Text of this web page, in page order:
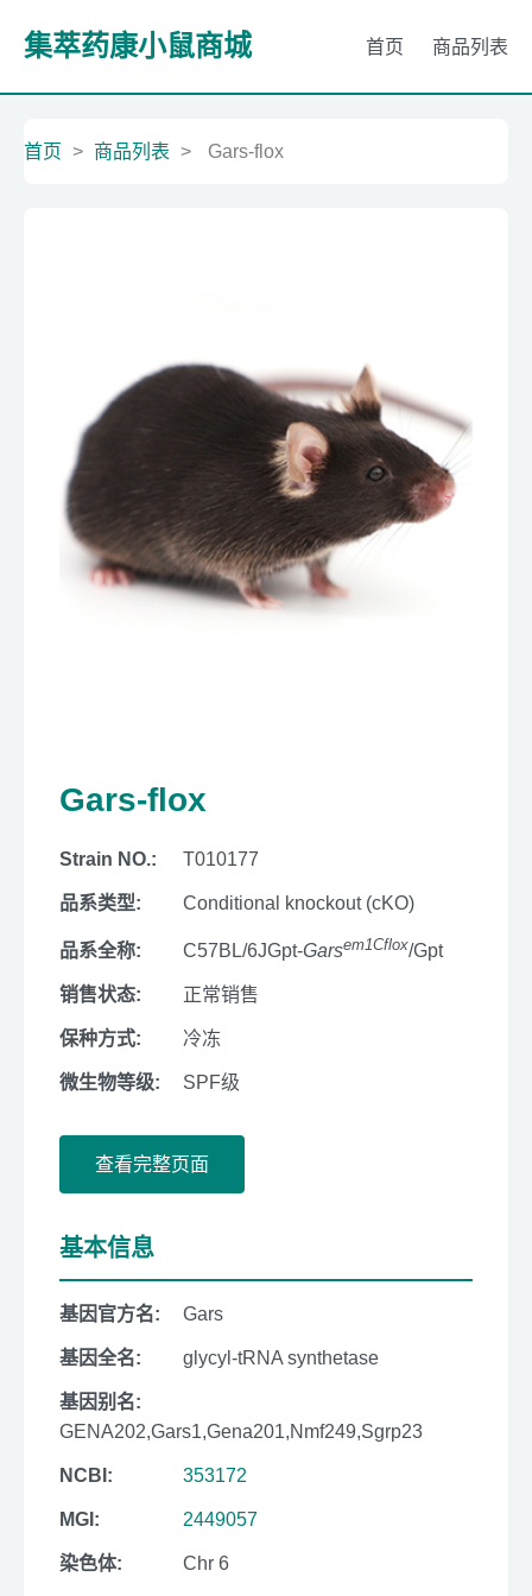
集萃药康小鼠商城 首页 商品列表
首页 > 商品列表 > Gars-flox
Gars-flox
Strain NO.: T010177
品系类型: Conditional knockout (cKO)
品系全称: C57BL/6JGpt-Garsem1Cflox/Gpt
销售状态: 正常销售
保种方式: 冷冻
微生物等级: SPF级
查看完整页面
基本信息
基因官方名: Gars
基因全名: glycyl-tRNA synthetase
基因别名:
GENA202,Gars1,Gena201,Nmf249,Sgrp23
NCBI: 353172
MGI: 2449057
染色体: Chr 6